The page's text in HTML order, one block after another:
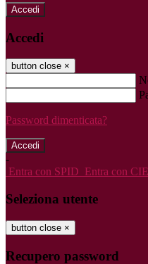
Accedi
Accedi
button close ×
Password dimenticata?
-
Entra con SPID Entra con CIE
Seleziona utente
button close ×
Recupero password